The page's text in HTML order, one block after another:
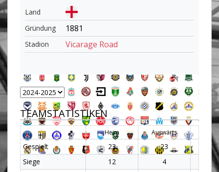
Land
Gründung
1881
Stadion Vicarage Road
TEAMSTATISTIKEN
Heim Auswärts
Gespielt 23 23
Siege
12 4